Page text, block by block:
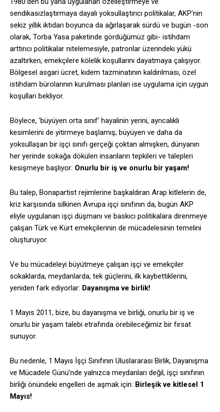
sendikasızlaştırmaya dayalı yoksullaştırıcı politikalar, AKP’nin
sekiz yıllık iktidarı boyunca da ağırlaşarak sürdü ve bugün -son
olarak, Torba Yasa paketinde gördüğümüz gibi- istihdam
arttırıcı politikalar nitelemesiyle, patronlar üzerindeki yükü
azaltırken, emekçilere kölelik koşullarını dayatmaya çalışıyor.
Bölgesel asgari ücret, kıdem tazminatının kaldırılması, özel
istihdam bürolarının kurulması planları ise uygulama için uygun
koşulları bekliyor.
Böylece, ‘büyüyen orta sınıf’ hayalinin yerini, ayrıcalıklı
kesimlerini de yitirmeye başlamış; büyüyen ve daha da
yoksullaşan bir işçi sınıfı gerçeği çoktan almışken, dünyanın
her yerinde sokağa dökülen insanların tepkileri ve talepleri
kesişmeye başlıyor: Onurlu bir iş ve onurlu bir yaşam!
Bu talep, Bonapartist rejimlerine başkaldıran Arap kitlelerin de,
kriz karşısında silkinen Avrupa işçi sınıfının da, bugün AKP
eliyle uygulanan işçi düşmanı ve baskıcı politikalara direnmeye
çalışan Türk ve Kürt emekçilerinin de mücadelesinin temelini
oluşturuyor.
Ve bu mücadeleyi büyütmeye çalışan işçi ve emekçiler
sokaklarda, meydanlarda, tek güçlerini, ilk kaybettiklerini,
yeniden fark ediyorlar: Dayanışma ve birlik!
1 Mayıs 2011, bize, bu dayanışma ve birliği, onurlu bir iş ve
onurlu bir yaşam talebi etrafında örebileceğimiz bir fırsat
sunuyor.
Bu nedenle, 1 Mayıs İşçi Sınıfının Uluslararası Birlik, Dayanışma
ve Mücadele Günü’nde yalnızca meydanları değil, işçi sınıfının
birliği önündeki engelleri de aşmak için: Birleşik ve kitlesel 1
Mayıs!